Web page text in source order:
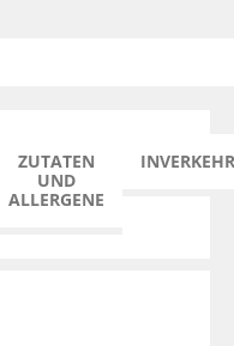
ZUTATEN
UND
ALLERGENE